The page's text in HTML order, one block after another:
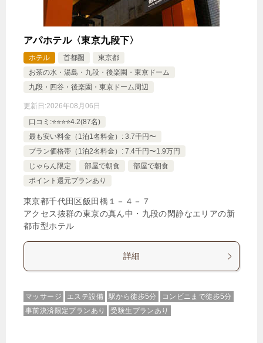
アパホテル〈東京九段下〉
ホテル 首都圏
東京都
お茶の水・湯島・九段・後楽園・東京ドーム
九段・四谷・後楽園・東京ドーム周辺
更新日:2026年08月06日
口コミ:⭐️⭐️⭐️⭐️4.2(87名)
最も安い料金（1泊1名料金）: 3.7千円〜
プラン価格帯（1泊2名料金）: 7.4千円〜1.9万円
じゃらん限定
部屋で朝食
部屋で朝食
ポイント還元プランあり
東京都千代田区飯田橋１－４－７
アクセス抜群の東京の真ん中・九段の閑静なエリアの新
都市型ホテル
詳細
マッサージ エステ設備 駅から徒歩5分
コンビニまで徒歩5分
事前決済限定プランあり
受験生プランあり